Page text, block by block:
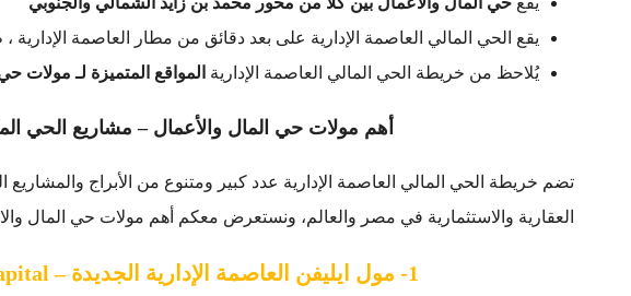
يقع الحي المالي العاصمة الإدارية على بعد دقائق من مطار العاصمة
يُلاحظ من خريطة الحي المالي العاصمة الإدارية المواقع المتميزة لـ مولات
أهم مولات حي المال والأعمال – مشاريع الحي
تضم خريطة الحي المالي العاصمة الإدارية عدد كبير ومتنوع من الأبراج والمشاريع
العقارية والاستثمارية في مصر والعالم، ونستعرض معكم أهم مولات حي المال
1- مول ايليفن العاصمة الإدارية الجديدة – Eleven Mall New Capital